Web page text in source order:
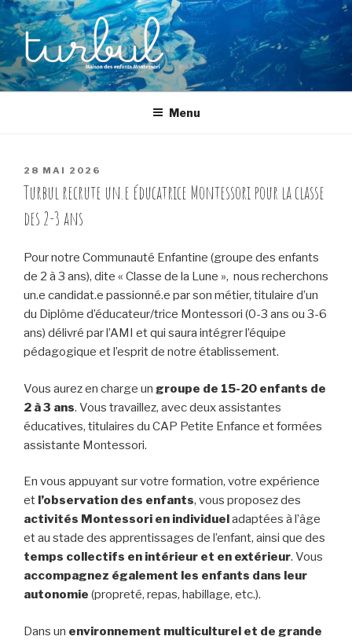
Aller
au
contenu
principal
TURBUL
Maison des enfants Montessori à Montreuil (93)
Menu
PUBLIÉ
LE
28 MAI 2026
Turbul recrute un.e éducatrice Montessori pour la classe
des 2-3 ans
Pour notre Communauté Enfantine (groupe des enfants
de 2 à 3 ans), dite « Classe de la Lune », nous recherchons
un.e candidat.e passionné.e par son métier, titulaire d’un
du Diplôme d’éducateur/trice Montessori (0-3 ans ou 3-6
ans) délivré par l’AMI et qui saura intégrer l’équipe
pédagogique et l’esprit de notre établissement.
Vous aurez en charge un groupe de 15-20 enfants de
2 à 3 ans. Vous travaillez, avec deux assistantes
éducatives, titulaires du CAP Petite Enfance et formées
assistante Montessori.
En vous appuyant sur votre formation, votre expérience
et l’observation des enfants, vous proposez des
activités Montessori en individueladaptées à l’âge
et au stade des apprentissages de l’enfant, ainsi que des
temps collectifs en intérieur et en extérieur. Vous
accompagnez également les enfants dans leur
autonomie (propreté, repas, habillage, etc.).
Dans un environnement multiculturel et de grande